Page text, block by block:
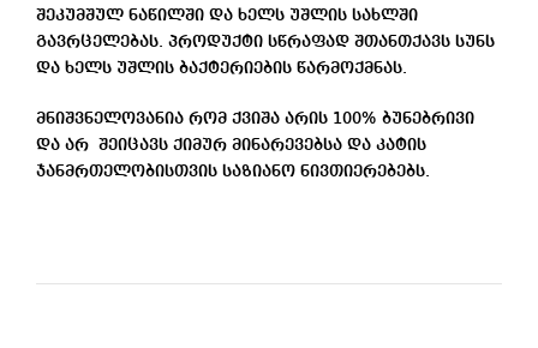
შეკუმშულ ნაწილში და ხელს უშლის სახლში
გავრცელებას. პროდუქტი სწრაფად შთანთქავს სუნს
და ხელს უშლის ბაქტერიების წარმოქმნას.
მნიშვნელოვანია რომ ქვიშა არის 100% ბუნებრივი
და არ შეიცავს ქიმურ მინარევებსა და კატის
ჯანმრთელობისთვის საზიანო ნივთიერებებს.